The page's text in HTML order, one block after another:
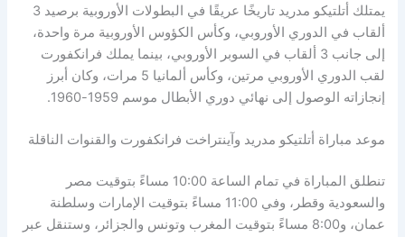
يمتلك أتلتيكو مدريد تاريخًا عريقًا في البطولات الأوروبية برصيد 3
ألقاب في الدوري الأوروبي، وكأس الكؤوس الأوروبية مرة واحدة،
إلى جانب 3 ألقاب في السوبر الأوروبي، بينما يملك فرانكفورت
لقب الدوري الأوروبي مرتين، وكأس ألمانيا 5 مرات، وكان أبرز
إنجازاته الوصول إلى نهائي دوري الأبطال موسم 1959-1960.
موعد مباراة أتلتيكو مدريد وآينتراخت فرانكفورت والقنوات الناقلة
تنطلق المباراة في تمام الساعة 10:00 مساءً بتوقيت مصر
والسعودية وقطر، وفي 11:00 مساءً بتوقيت الإمارات وسلطنة
عمان، و8:00 مساءً بتوقيت المغرب وتونس والجزائر، وستنقل عبر